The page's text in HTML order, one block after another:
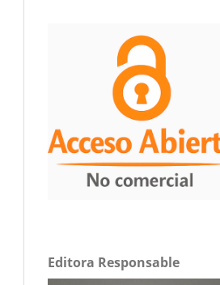
Editora Responsable